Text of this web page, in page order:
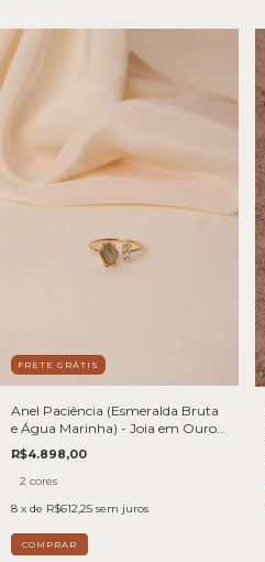
FRETE GRÁTIS
Anel Paciência (Esmeralda Bruta
e Água Marinha) - Joia em Ouro
18k
R$4.898,00
2 cores
8 x de R$612,25 sem juros
COMPRAR